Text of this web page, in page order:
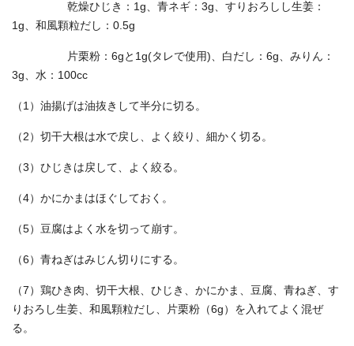
乾燥ひじき：1g、青ネギ：3g、すりおろしし生姜：
1g、和風顆粒だし：0.5g
片栗粉：6gと1g(タレで使用)、白だし：6g、みりん：
3g、水：100cc
（1）油揚げは油抜きして半分に切る。
（2）切干大根は水で戻し、よく絞り、細かく切る。
（3）ひじきは戻して、よく絞る。
（4）かにかまはほぐしておく。
（5）豆腐はよく水を切って崩す。
（6）青ねぎはみじん切りにする。
（7）鶏ひき肉、切干大根、ひじき、かにかま、豆腐、青ねぎ、す
りおろし生姜、和風顆粒だし、片栗粉（6g）を入れてよく混ぜ
る。